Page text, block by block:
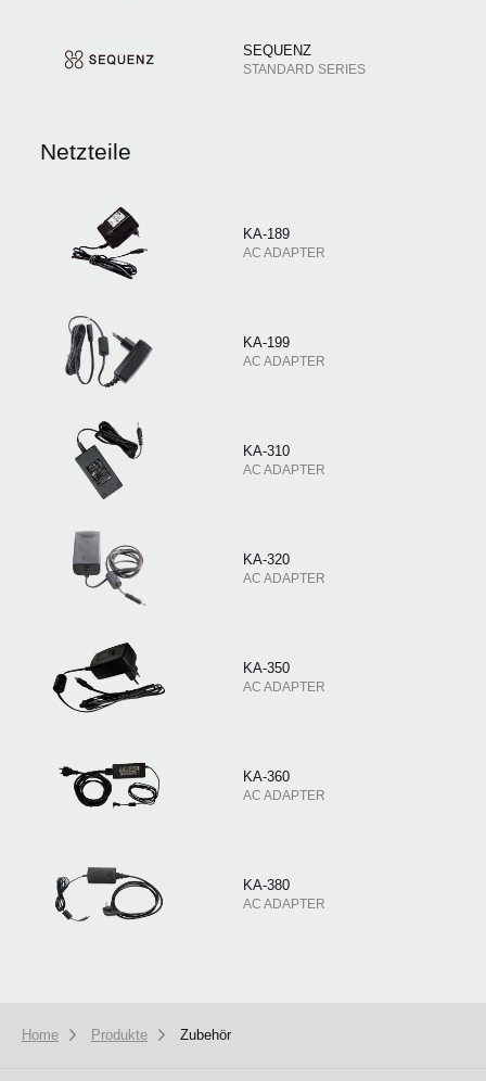
SEQUENZ
STANDARD SERIES
Netzteile
KA-189
AC ADAPTER
KA-199
AC ADAPTER
KA-310
AC ADAPTER
KA-320
AC ADAPTER
KA-350
AC ADAPTER
KA-360
AC ADAPTER
KA-380
AC ADAPTER
Home Produkte Zubehör